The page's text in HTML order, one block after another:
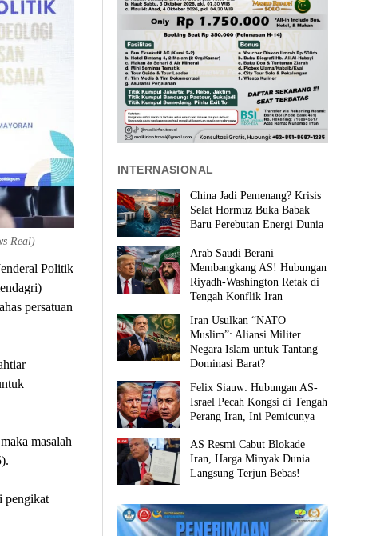
Real)
Politik
persatuan
masalah
pengikat
INTERNASIONAL
China Jadi Pemenang? Krisis
Selat Hormuz Buka Babak
Baru Perebutan Energi Dunia
Arab Saudi Berani
Membangkang AS! Hubungan
Riyadh-Washington Retak di
Tengah Konflik Iran
Iran Usulkan “NATO
Muslim”: Aliansi Militer
Negara Islam untuk Tantang
Dominasi Barat?
Felix Siauw: Hubungan AS-
Israel Pecah Kongsi di Tengah
Perang Iran, Ini Pemicunya
AS Resmi Cabut Blokade
Iran, Harga Minyak Dunia
Langsung Terjun Bebas!